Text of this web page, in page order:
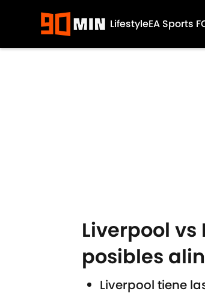
LifestyleEA Sports
Liverpool
posibles
Liverpool tiene